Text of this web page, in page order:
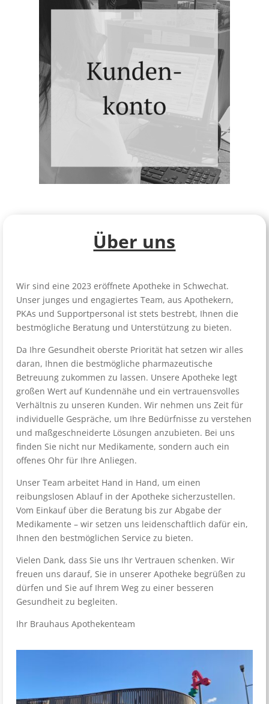
Über uns
Wir sind eine 2023 eröffnete Apotheke in Schwechat.
Unser junges und engagiertes Team, aus Apothekern,
PKAs und Supportpersonal ist stets bestrebt, Ihnen die
bestmögliche Beratung und Unterstützung zu bieten.
Da Ihre Gesundheit oberste Priorität hat setzen wir alles
daran, Ihnen die bestmögliche pharmazeutische
Betreuung zukommen zu lassen. Unsere Apotheke legt
großen Wert auf Kundennähe und ein vertrauensvolles
Verhältnis zu unseren Kunden. Wir nehmen uns Zeit für
individuelle Gespräche, um Ihre Bedürfnisse zu verstehen
und maßgeschneiderte Lösungen anzubieten. Bei uns
finden Sie nicht nur Medikamente, sondern auch ein
offenes Ohr für Ihre Anliegen.
Unser Team arbeitet Hand in Hand, um einen
reibungslosen Ablauf in der Apotheke sicherzustellen.
Vom Einkauf über die Beratung bis zur Abgabe der
Medikamente – wir setzen uns leidenschaftlich dafür ein,
Ihnen den bestmöglichen Service zu bieten.
Vielen Dank, dass Sie uns Ihr Vertrauen schenken. Wir
freuen uns darauf, Sie in unserer Apotheke begrüßen zu
dürfen und Sie auf Ihrem Weg zu einer besseren
Gesundheit zu begleiten.
Ihr Brauhaus Apothekenteam